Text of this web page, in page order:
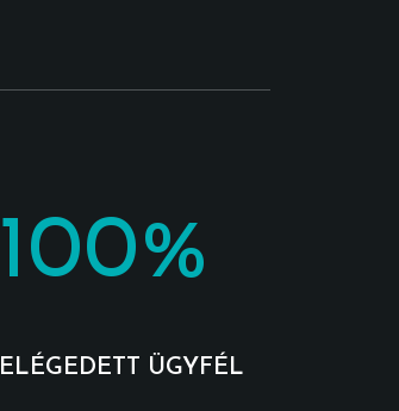
100%
ELÉGEDETT ÜGYFÉL